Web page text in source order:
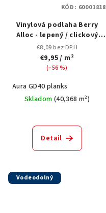
Vinylová podlaha Berry
Alloc - lepený / clickový
systém vinyl - Aura - Spring
Oak Nude
€8,09 bez DPH
€9,95/ m²
(–56 %)
Aura GD40 planks
Skladom (40,368 m²)
Detail
KÓD: 60001818
Vodeodolný